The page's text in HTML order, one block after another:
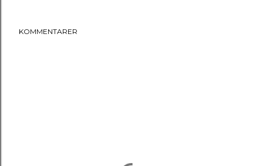
KOMMENTARER